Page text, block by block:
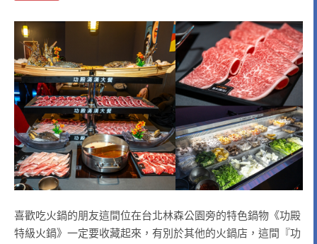
喜歡吃火鍋的朋友這間位在台北林森公園旁的特色鍋物《功殿
特級火鍋》一定要收藏起來，有別於其他的火鍋店，這間『功